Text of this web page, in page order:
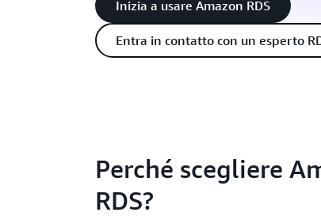
Inizia a usare Amazon RDS
Entra in contatto con un esperto
Perché scegliere
RDS?